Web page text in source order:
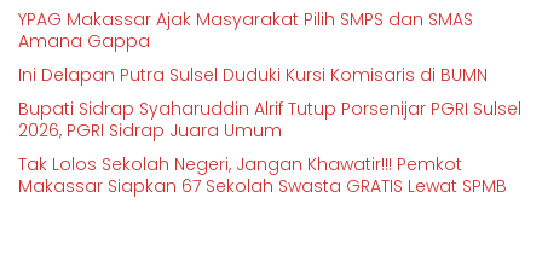
YPAG Makassar Ajak Masyarakat Pilih SMPS dan SMAS
Amana Gappa
Ini Delapan Putra Sulsel Duduki Kursi Komisaris di BUMN
Bupati Sidrap Syaharuddin Alrif Tutup Porsenijar PGRI Sulsel
2026, PGRI Sidrap Juara Umum
Tak Lolos Sekolah Negeri, Jangan Khawatir!!! Pemkot
Makassar Siapkan 67 Sekolah Swasta GRATIS Lewat SPMB